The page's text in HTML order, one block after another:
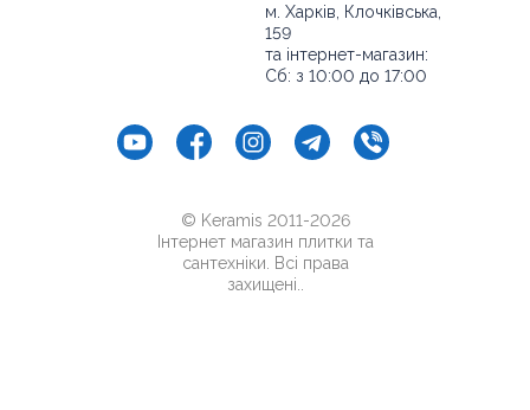
м. Харків, Клочківська,
159
та інтернет-магазин:
Сб: з 10:00 до 17:00
© Keramis 2011-2026
Інтернет магазин плитки та
сантехніки. Всі права
захищені..